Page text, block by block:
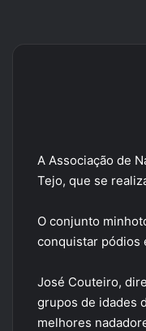
A Associação de
Tejo, que se
O conjunto
conquistar pódios
José Couteiro,
grupos de idades
melhores